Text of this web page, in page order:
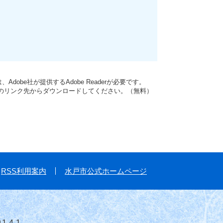
Adobe社が提供するAdobe Readerが必要です。
ンク先からダウンロードしてください。（無料）
RSS利用案内 水戸市公式ホームページ